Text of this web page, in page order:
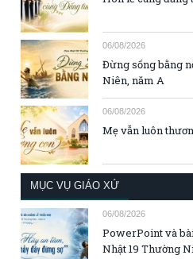
06/08/2026
Đừng sống bằng
Niên, năm A
06/08/2026
Mẹ vẫn luôn
MỤC VỤ GIÁO XỨ
06/08/2026
PowerPoint và
Nhật 19 Thường